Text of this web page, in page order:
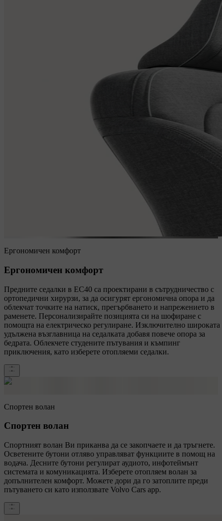
Ергономичен комфорт
Ергономичен комфорт
Предните седалки в EC40 са проектирани в сътрудничество с
ортопедични хирурзи, за да осигурят ергономична опора и да
облекчат точките на натиск, прегърбването и напрежението в
раменете. Персонализирайте позицията си на шофиране с
помощта на електрическо регулиране. Изключително широката
удължена възглавница на седалката добавя повече опора за
бедрата. Облекчете студените пътувания и къмпинг
приключения, като изберете отопляеми седалки.
Спортен волан
Спортен волан
Спортният волан Ви приканва да се закопчаете и да тръгнете.
Осветените бутони отляво управляват функциите в помощ на
водача. Десните бутони регулират аудиото, инфотеймънт
системата и комуникацията. Изберете отопляем волан за
допълнителен комфорт. Можете дори да го затоплите преди
пътуването си като използвате Volvo Cars app.